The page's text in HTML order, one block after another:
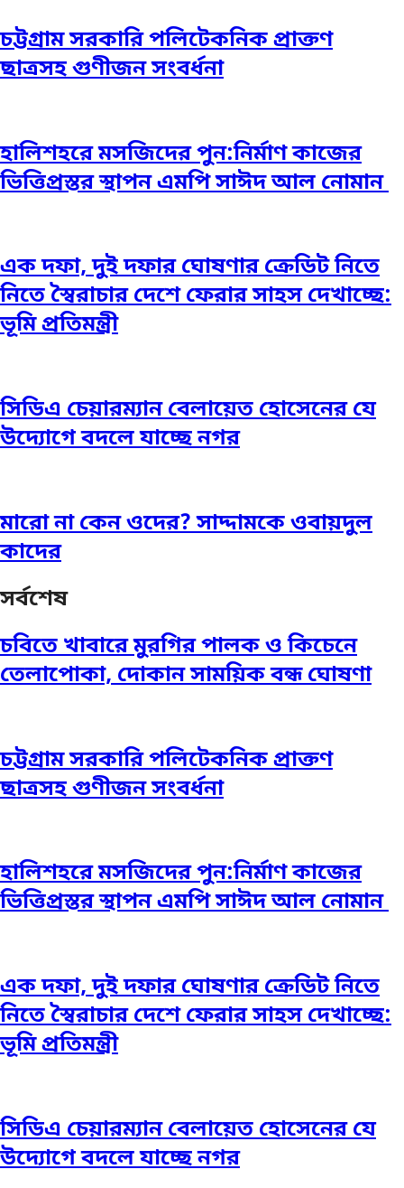
চট্টগ্রাম সরকারি পলিটেকনিক প্রাক্তণ
ছাত্রসহ গুণীজন সংবর্ধনা
হালিশহরে মসজিদের পুন:নির্মাণ কাজের
ভিত্তিপ্রস্তর স্থাপন এমপি সাঈদ আল নোমান ‎
এক দফা, দুই দফার ঘোষণার ক্রেডিট নিতে
নিতে স্বৈরাচার দেশে ফেরার সাহস দেখাচ্ছে:
ভূমি প্রতিমন্ত্রী
সিডিএ চেয়ারম্যান বেলায়েত হোসেনের যে
উদ্যোগে বদলে যাচ্ছে নগর
মারো না কেন ওদের? সাদ্দামকে ওবায়দুল
কাদের
সর্বশেষ
চবিতে খাবারে মুরগির পালক ও কিচেনে
তেলাপোকা, দোকান সাময়িক বন্ধ ঘোষণা
চট্টগ্রাম সরকারি পলিটেকনিক প্রাক্তণ
ছাত্রসহ গুণীজন সংবর্ধনা
হালিশহরে মসজিদের পুন:নির্মাণ কাজের
ভিত্তিপ্রস্তর স্থাপন এমপি সাঈদ আল নোমান ‎
এক দফা, দুই দফার ঘোষণার ক্রেডিট নিতে
নিতে স্বৈরাচার দেশে ফেরার সাহস দেখাচ্ছে:
ভূমি প্রতিমন্ত্রী
সিডিএ চেয়ারম্যান বেলায়েত হোসেনের যে
উদ্যোগে বদলে যাচ্ছে নগর